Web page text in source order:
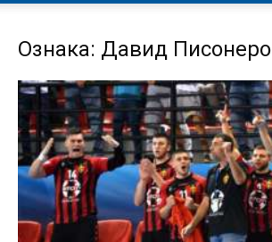
Ознака: Давид Писонеро